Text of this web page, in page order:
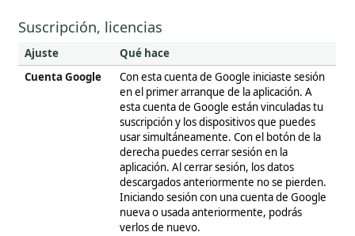
Suscripción, licencias
Ajuste
Qué hace
Cuenta Google
Con esta cuenta de Google iniciaste sesión
en el primer arranque de la aplicación. A
esta cuenta de Google están vinculadas tu
suscripción y los dispositivos que puedes
usar simultáneamente. Con el botón de la
derecha puedes cerrar sesión en la
aplicación. Al cerrar sesión, los datos
descargados anteriormente no se pierden.
Iniciando sesión con una cuenta de Google
nueva o usada anteriormente, podrás
verlos de nuevo.